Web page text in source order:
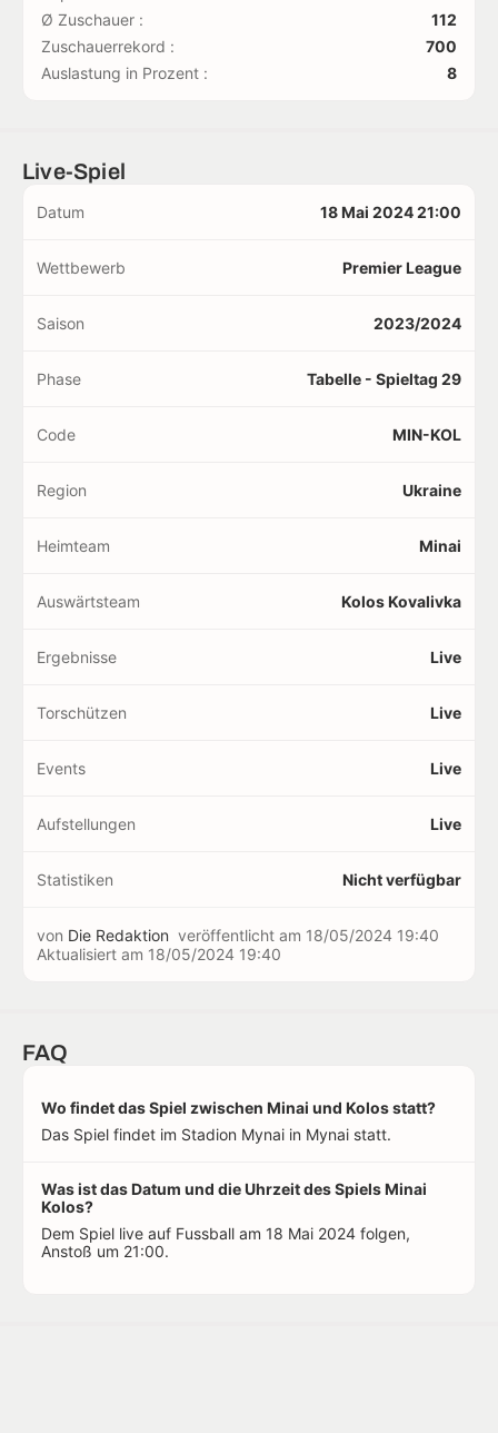
Ø Zuschauer :
112
Zuschauerrekord :
700
Auslastung in Prozent :
8
Live-Spiel
Datum 18 Mai 2024 21:00
Wettbewerb Premier League
Saison 2023/2024
Phase Tabelle - Spieltag 29
Code MIN-KOL
Region Ukraine
Heimteam Minai
Auswärtsteam Kolos Kovalivka
Ergebnisse Live
Torschützen Live
Events Live
Aufstellungen Live
Statistiken Nicht verfügbar
von Die Redaktion veröffentlicht am 18/05/2024 19:40
Aktualisiert am 18/05/2024 19:40
FAQ
Wo findet das Spiel zwischen Minai und Kolos statt?
Das Spiel findet im Stadion Mynai in Mynai statt.
Was ist das Datum und die Uhrzeit des Spiels Minai
Kolos?
Dem Spiel live auf Fussball am 18 Mai 2024 folgen,
Anstoß um 21:00.